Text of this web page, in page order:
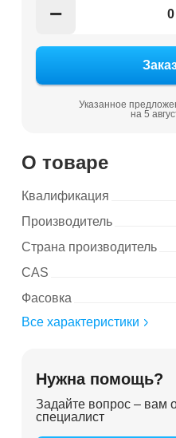
−
Указанное
на 5
О товаре
Квалификация
Производитель
Страна производитель
CAS
Фасовка
Все характеристики
Нужна помощь?
Задайте вопрос – вам
специалист